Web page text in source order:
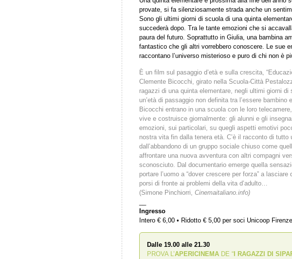
provate, si fa silenziosamente strada anche un
Sono gli ultimi giorni di scuola di una quinta
succederà dopo. Tra le tante emozioni che si
paura del futuro. Soprattutto in Giulia, una bambina
fantastico che gli altri vorrebbero conoscere. Le sue
raccontano l’universo misterioso e puro di chi non è
È un film sul pasaggio d’età e sulla crescita,
Clemente Bicocchi, girato nella Scuola-Città
ragazzi di una quinta elementare, negli ultimi giorni
un’età di passaggio non definita tra l’essere
Bicocchi entrano in una scuola con le loro
vive e costruisce giornalmente: gli alunni e gli
emozioni, sui particolari, su quegli aspetti emotivi
nostra vita fin dalla tenera età. C’è il racconto di tutto
dall’abbandono di un gruppo sociale chiuso come
affrontare una nuova avventura con altri compagni
sconosciuto. Dal documentario emerge quella
portare l’uomo a “dover crescere per forza” a
porsi di fronte ai problemi della vita d’adulto…
(Simone Pinchiorri, Cinemaitaliano.info)
Ingresso
Intero € 6,00 • Ridotto € 5,00 per soci Unicoop
Dalle 19.00 alle 21.30
PROVA L’APERICINEMA DE “ I RAGAZZI DI